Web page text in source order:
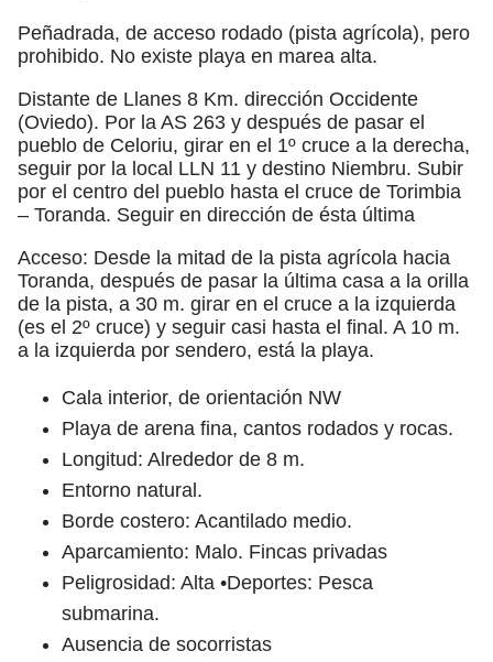
Peñadrada, de acceso rodado (pista agrícola), pero
prohibido. No existe playa en marea alta.
Distante de Llanes 8 Km. dirección Occidente
(Oviedo). Por la AS 263 y después de pasar el
pueblo de Celoriu, girar en el 1º cruce a la derecha,
seguir por la local LLN 11 y destino Niembru. Subir
por el centro del pueblo hasta el cruce de Torimbia
– Toranda. Seguir en dirección de ésta última
Acceso: Desde la mitad de la pista agrícola hacia
Toranda, después de pasar la última casa a la orilla
de la pista, a 30 m. girar en el cruce a la izquierda
(es el 2º cruce) y seguir casi hasta el final. A 10 m.
a la izquierda por sendero, está la playa.
Cala interior, de orientación NW
Playa de arena fina, cantos rodados y rocas.
Longitud: Alrededor de 8 m.
Entorno natural.
Borde costero: Acantilado medio.
Aparcamiento: Malo. Fincas privadas
Peligrosidad: Alta •Deportes: Pesca
submarina.
Ausencia de socorristas